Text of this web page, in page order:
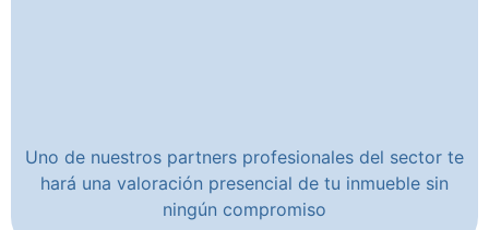
Uno de nuestros partners profesionales del sector te
hará una valoración presencial de tu inmueble sin
ningún compromiso